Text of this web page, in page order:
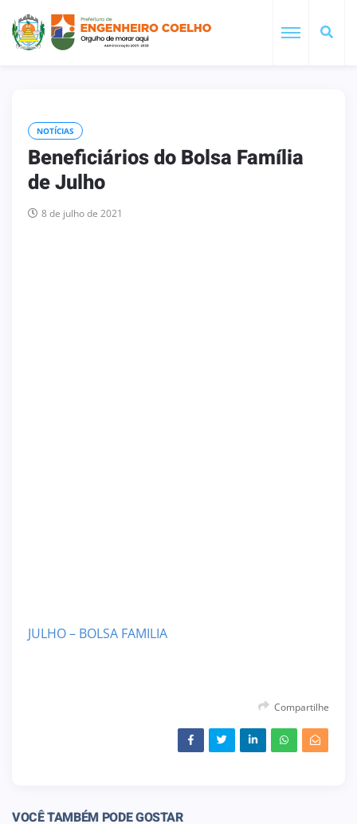
NOTÍCIAS
Beneficiários do Bolsa Família
de Julho
8 de julho de 2021
JULHO – BOLSA FAMILIA
Compartilhe
VOCÊ TAMBÉM PODE GOSTAR